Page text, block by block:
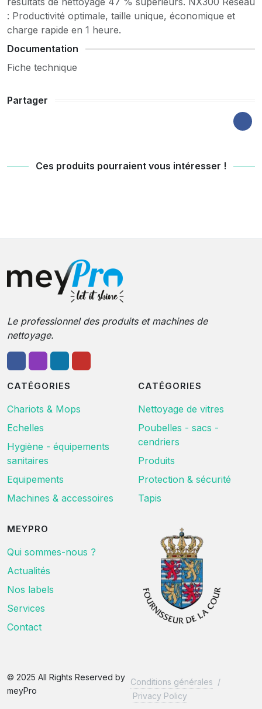
: Productivité optimale, taille unique, économique et
charge rapide en 1 heure.
Documentation
Fiche technique
Partager
Ces produits pourraient vous intéresser !
Le professionnel des produits et machines de
nettoyage.
CATÉGORIES
Chariots & Mops
Echelles
Hygiène - équipements
sanitaires
Equipements
Machines & accessoires
CATÉGORIES
Nettoyage de vitres
Poubelles - sacs -
cendriers
Produits
Protection & sécurité
Tapis
MEYPRO
Qui sommes-nous ?
Actualités
Nos labels
Services
Contact
© 2025 All Rights Reserved by
meyPro
Conditions générales /
Privacy Policy